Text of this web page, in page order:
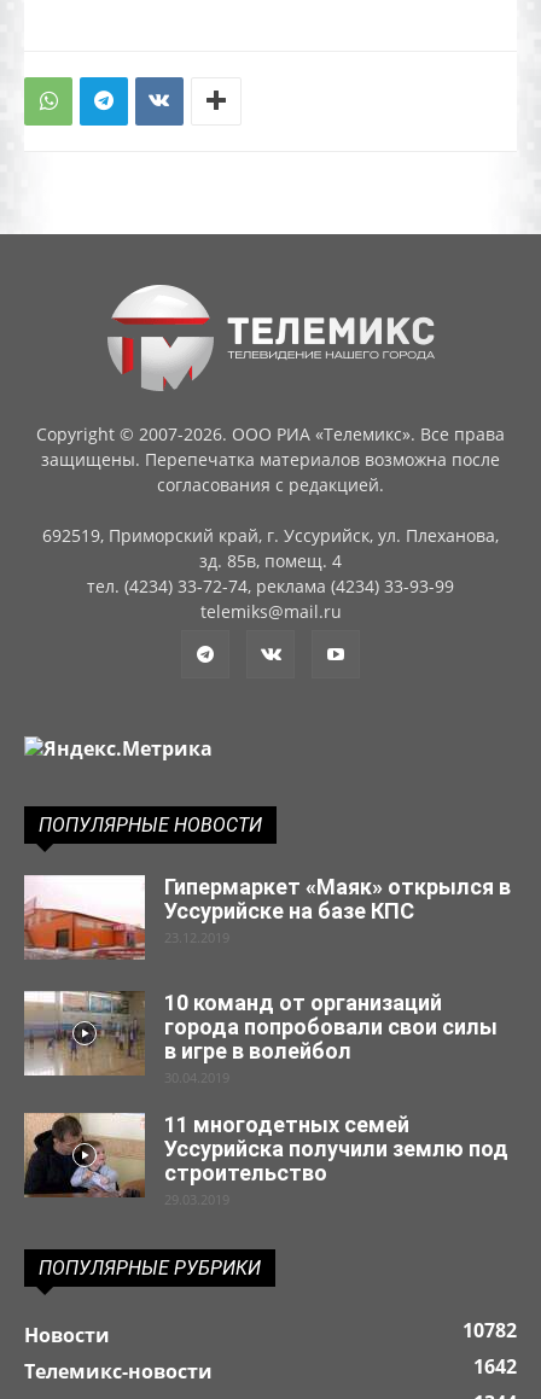
Copyright © 2007-2026. ООО РИА «Телемикс». Все права
защищены. Перепечатка материалов возможна после
согласования с редакцией.
692519, Приморский край, г. Уссурийск, ул. Плеханова,
зд. 85в, помещ. 4
тел. (4234) 33-72-74, реклама (4234) 33-93-99
telemiks@mail.ru
ПОПУЛЯРНЫЕ НОВОСТИ
Гипермаркет «Маяк» открылся в
Уссурийске на базе КПС
23.12.2019
10 команд от организаций
города попробовали свои силы
в игре в волейбол
30.04.2019
11 многодетных семей
Уссурийска получили землю под
строительство
29.03.2019
ПОПУЛЯРНЫЕ РУБРИКИ
Новости
10782
Телемикс-новости
1642